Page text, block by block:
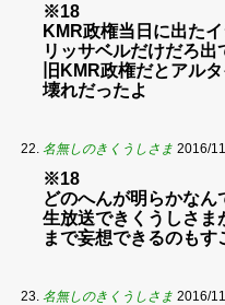
※18
KMR政権当日に出た
リッサベルだけだろ出
旧KMR政権だとアル
壊れだったよ
名無しのきくうしさま 2016/
※18
どのへんが明らかなん
生放送できくうしさま
まで妄想できるのもす
名無しのきくうしさま 2016/